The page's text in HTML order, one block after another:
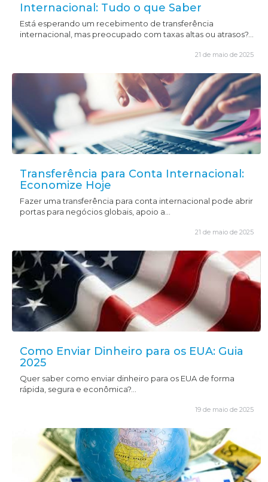
Internacional: Tudo o que Saber
Está esperando um recebimento de transferência
internacional, mas preocupado com taxas altas ou atrasos?...
21 de maio de 2025
Transferência para Conta Internacional:
Economize Hoje
Fazer uma transferência para conta internacional pode abrir
portas para negócios globais, apoio a...
21 de maio de 2025
Como Enviar Dinheiro para os EUA: Guia
2025
Quer saber como enviar dinheiro para os EUA de forma
rápida, segura e econômica?...
19 de maio de 2025